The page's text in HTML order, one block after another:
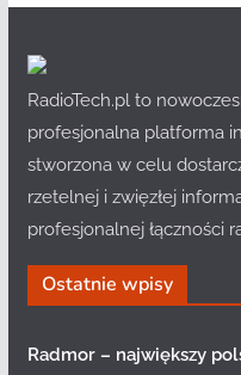
RadioTech.pl to
profesjonalna platforma
stworzona w celu
rzetelnej i zwięzłej
profesjonalnej łączności
Ostatnie wpisy
Radmor – największy